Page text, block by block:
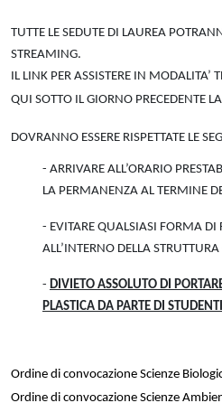
TUTTE LE SEDUTE DI LAUREA
STREAMING.
IL LINK PER ASSISTERE IN MODALITA’
QUI SOTTO IL GIORNO PRECEDENTE
DOVRANNO ESSERE RISPETTATE LE
- ARRIVARE ALL’ORARIO
LA PERMANENZA AL TERMINE
- EVITARE QUALSIASI FORMA DI
ALL’INTERNO DELLA
- DIVIETO ASSOLUTO DI
PLASTICA DA PARTE DI
Ordine di convocazione Scienze
Ordine di convocazione Scienze